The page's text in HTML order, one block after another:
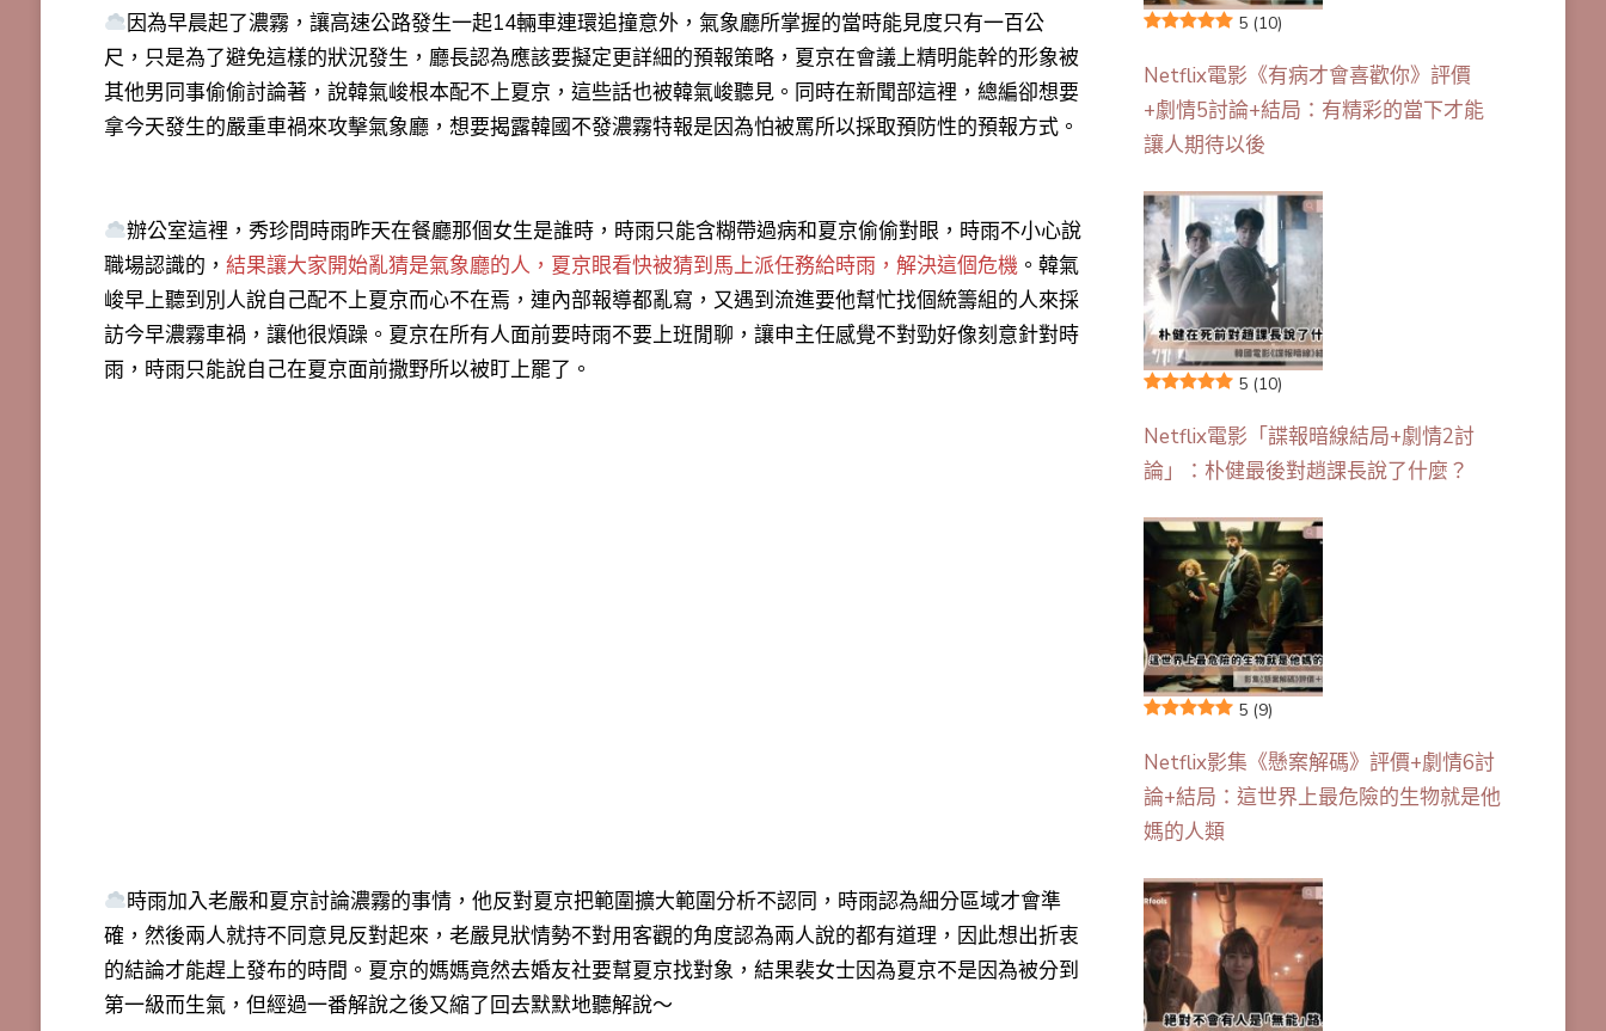
因為早晨起了濃霧，讓高速公路發生一起14輛車連環追撞意外，氣象廳所掌握的當時能見度只有一百公
尺，只是為了避免這樣的狀況發生，廳長認為應該要擬定更詳細的預報策略，夏京在會議上精明能幹的形象被
其他男同事偷偷討論著，說韓氣峻根本配不上夏京，這些話也被韓氣峻聽見。同時在新聞部這裡，總編卻想要
拿今天發生的嚴重車禍來攻擊氣象廳，想要揭露韓國不發濃霧特報是因為怕被罵所以採取預防性的預報方式。
辦公室這裡，秀珍問時雨昨天在餐廳那個女生是誰時，時雨只能含糊帶過病和夏京偷偷對眼，時雨不小心說
職場認識的， 結果讓大家開始亂猜是氣象廳的人，夏京眼看快被猜到馬上派任務給時雨，解決這個危機。韓氣
峻早上聽到別人說自己配不上夏京而心不在焉，連內部報導都亂寫，又遇到流進要他幫忙找個統籌組的人來採
訪今早濃霧車禍，讓他很煩躁。夏京在所有人面前要時雨不要上班閒聊，讓申主任感覺不對勁好像刻意針對時
雨，時雨只能說自己在夏京面前撒野所以被盯上罷了。
時雨加入老嚴和夏京討論濃霧的事情，他反對夏京把範圍擴大範圍分析不認同，時雨認為細分區域才會準
確，然後兩人就持不同意見反對起來，老嚴見狀情勢不對用客觀的角度認為兩人說的都有道理，因此想出折衷
的結論才能趕上發布的時間。夏京的媽媽竟然去婚友社要幫夏京找對象，結果裴女士因為夏京不是因為被分到
第一級而生氣，但經過一番解說之後又縮了回去默默地聽解說～
5 (10)
Netflix電影《有病才會喜歡你》評價
+劇情5討論+結局：有精彩的當下才能
讓人期待以後
5 (10)
Netflix電影「諜報暗線結局+劇情2討
論」：朴健最後對趙課長說了什麼？
5 (9)
Netflix影集《懸案解碼》評價+劇情6討
論+結局：這世界上最危險的生物就是他
媽的人類